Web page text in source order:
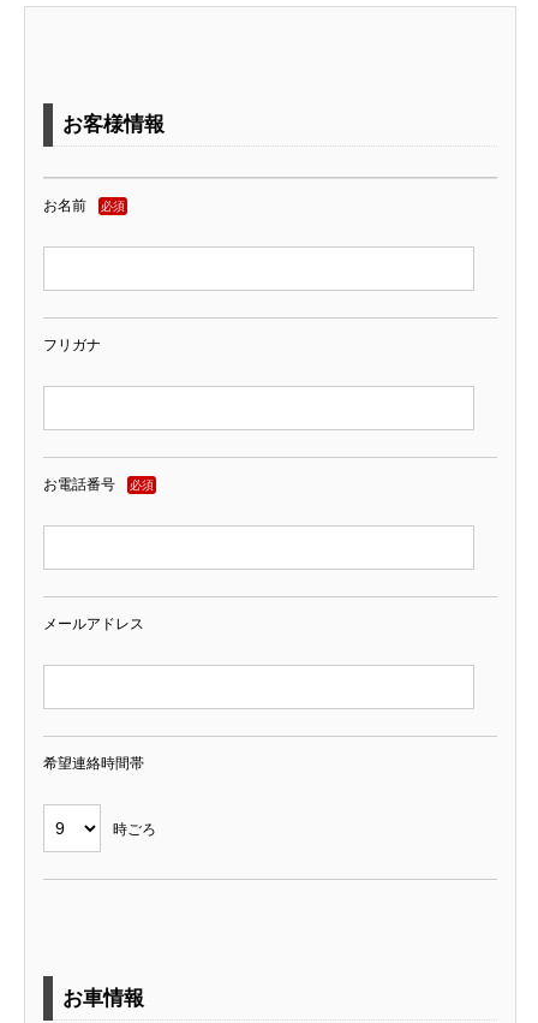
お客様情報
お名前 必須
フリガナ
お電話番号 必須
メールアドレス
希望連絡時間帯
時ごろ
お車情報